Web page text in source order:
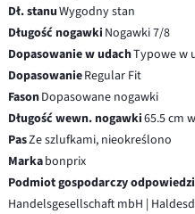
Dł. stanuWygodny stan
Długość nogawki Nogawki 7/8
Dopasowanie w udachTypowe w
DopasowanieRegular Fit
FasonDopasowane nogawki
Długość wewn. nogawki65.5 cm
PasZe szlufkami, nieokreślono
Markabonprix
Podmiot gospodarczy
Handelsgesellschaft mbH |